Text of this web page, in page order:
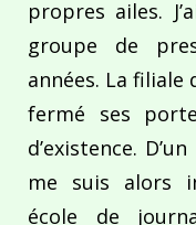
propres ailes.
groupe de
années. La filiale
fermé ses
d’existence.
me suis alors
école de